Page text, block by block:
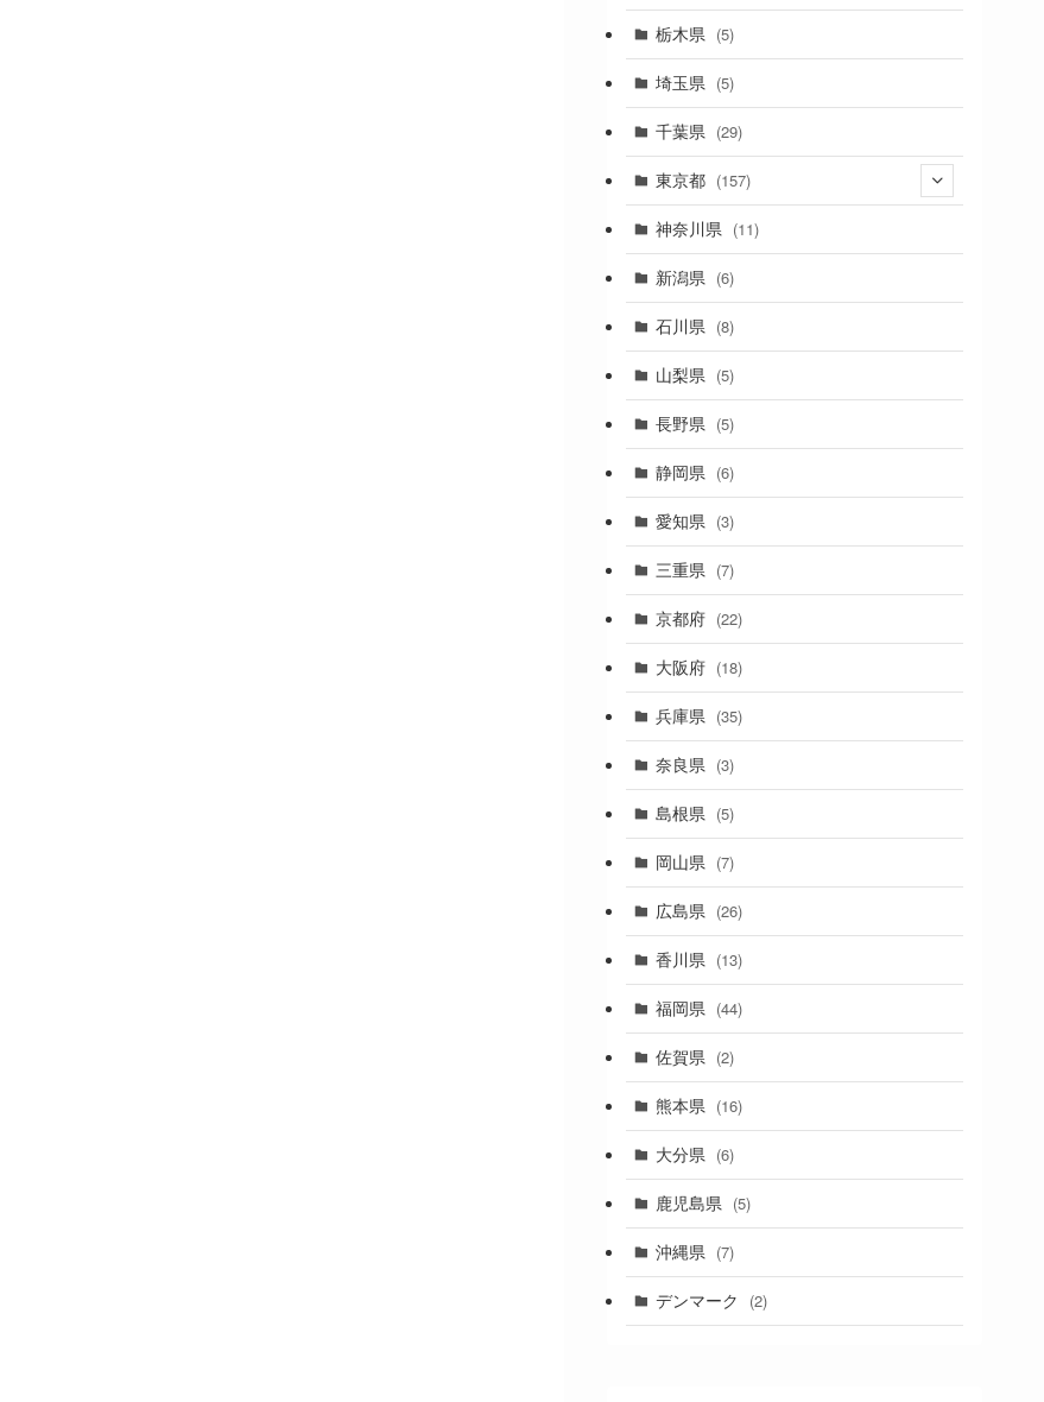
(1)
(2)
(1)
(3)
栃木県 (5)
埼玉県 (5)
千葉県 (29)
東京都 (157)
(36)
(11)
(31)
(1)
(5)
(1)
(1)
(11)
(4)
(4)
(17)
(4)
(7)
(3)
(1)
神奈川県 (11)
新潟県 (6)
石川県 (8)
山梨県 (5)
長野県 (5)
静岡県 (6)
愛知県 (3)
三重県 (7)
京都府 (22)
大阪府 (18)
兵庫県 (35)
奈良県 (3)
島根県 (5)
岡山県 (7)
広島県 (26)
香川県 (13)
福岡県 (44)
佐賀県 (2)
熊本県 (16)
大分県 (6)
鹿児島県 (5)
沖縄県 (7)
デンマーク (2)